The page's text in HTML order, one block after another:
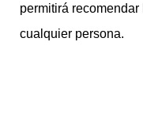
permitirá
cualquier persona.